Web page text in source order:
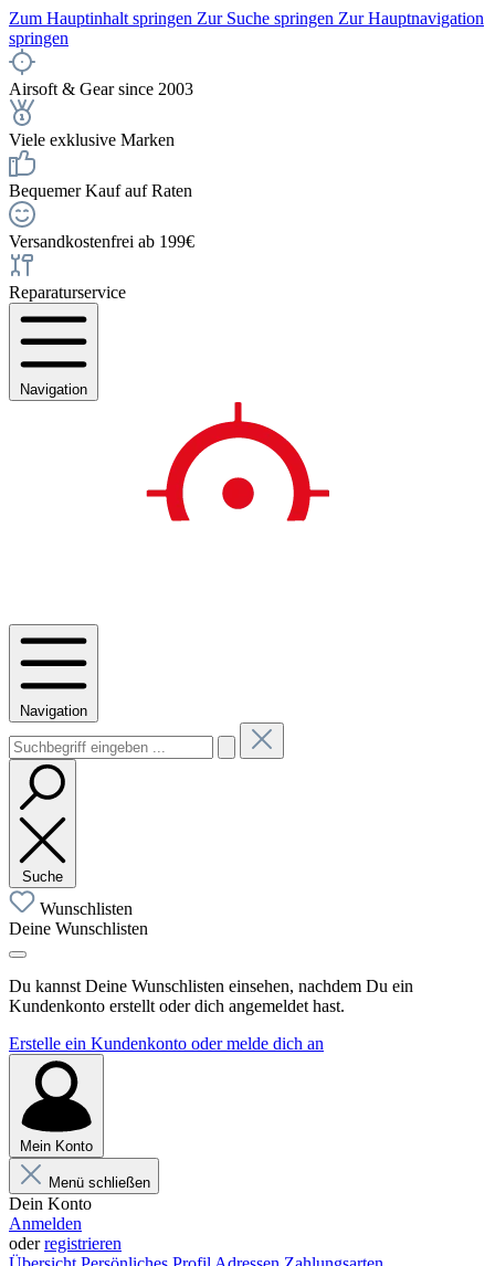
Zum Hauptinhalt springen Zur Suche springen Zur Hauptnavigation
springen
Airsoft & Gear since 2003
Viele exklusive Marken
Bequemer Kauf auf Raten
Versandkostenfrei ab 199€
Reparaturservice
Navigation
Navigation
Suche
Wunschlisten
Deine Wunschlisten
Du kannst Deine Wunschlisten einsehen, nachdem Du ein
Kundenkonto erstellt oder dich angemeldet hast.
Erstelle ein Kundenkonto oder melde dich an
Mein Konto
Menü schließen
Dein Konto
Anmelden
oderregistrieren